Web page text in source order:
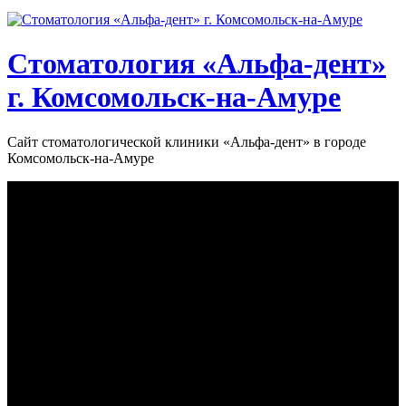
Стоматология «‎Альфа-дент»‎
г. Комсомольск-на-Амуре
Сайт стоматологической клиники «‎Альфа-дент» в городе
Комсомольск-на-Амуре